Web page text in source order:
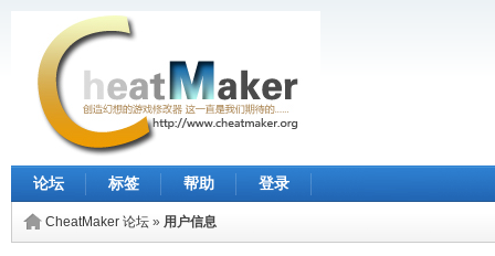
论坛 标签 帮助 登录
CheatMaker 论坛 » 用户信息